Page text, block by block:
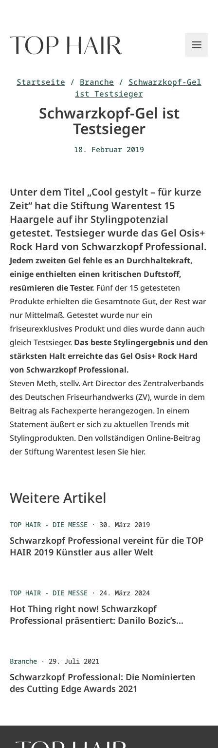
Startseite / Branche / Schwarzkopf-Gel
ist Testsieger
Schwarzkopf-Gel ist
Testsieger
18. Februar 2019
Unter dem Titel „Cool gestylt – für kurze
Zeit“ hat die Stiftung Warentest 15
Haargele auf ihr Stylingpotenzial
getestet. Testsieger wurde das Gel Osis+
Rock Hard von Schwarzkopf Professional.
Jedem zweiten Gel fehle es an Durchhaltekraft,
einige enthielten einen kritischen Duftstoff,
resümieren die Tester. Fünf der 15 getesteten
Produkte erhielten die Gesamtnote Gut, der Rest war
nur Mittelmaß. Getestet wurde nur ein
friseurexklusives Produkt und dies wurde dann auch
gleich Testsieger. Das beste Stylingergebnis und den
stärksten Halt erreichte das Gel Osis+ Rock Hard
von Schwarzkopf Professional.
Steven Meth, stellv. Art Director des Zentralverbands
des Deutschen Friseurhandwerks (ZV), wurde in dem
Beitrag als Fachexperte herangezogen. In einem
Statement äußert er sich zu aktuellen Trends mit
Stylingprodukten. Den vollständigen Online-Beitrag
der Stiftung Warentest lesen Sie hier.
Weitere Artikel
TOP HAIR - DIE MESSE · 30. März 2019
Schwarzkopf Professional vereint für die TOP
HAIR 2019 Künstler aus aller Welt
TOP HAIR - DIE MESSE · 24. März 2024
Hot Thing right now! Schwarzkopf
Professional präsentiert: Danilo Bozic’s
Branche · 29. Juli 2021
Schwarzkopf Professional: Die Nominierten
des Cutting Edge Awards 2021